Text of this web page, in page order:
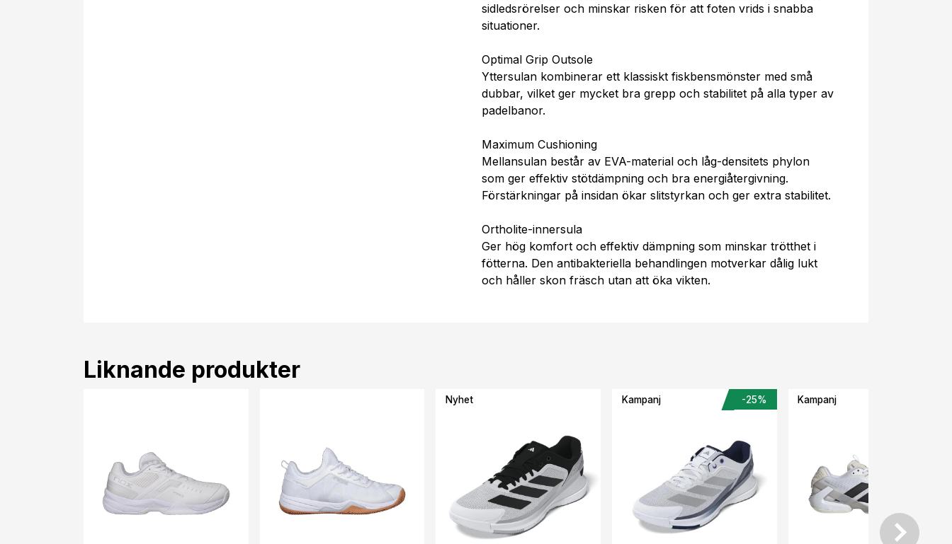
sidledsrörelser och minskar risken för att foten vrids i snabba
situationer.
Optimal Grip Outsole
Yttersulan kombinerar ett klassiskt fiskbensmönster med små
dubbar, vilket ger mycket bra grepp och stabilitet på alla typer av
padelbanor.
Maximum Cushioning
Mellansulan består av EVA-material och låg-densitets phylon
som ger effektiv stötdämpning och bra energiåtergivning.
Förstärkningar på insidan ökar slitstyrkan och ger extra stabilitet.
Ortholite-innersula
Ger hög komfort och effektiv dämpning som minskar trötthet i
fötterna. Den antibakteriella behandlingen motverkar dålig lukt
och håller skon fräsch utan att öka vikten.
Liknande produkter
Nyhet Kampanj -25% Kampanj